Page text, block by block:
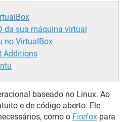
da sua máquina virtual
no VirtualBox
Additions
baseado no Linux. Ao
e de código aberto. Ele
como o Firefox para